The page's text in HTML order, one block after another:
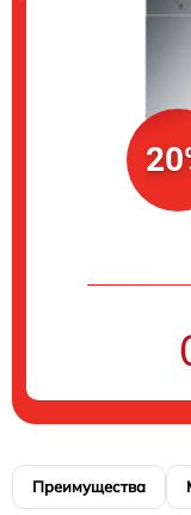
Преимущества